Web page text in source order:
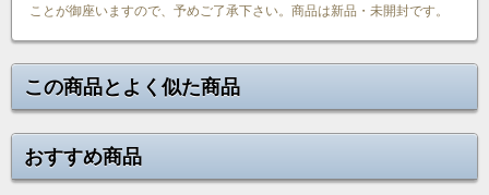
ことが御座いますので、予めご了承下さい。商品は新品・未開封です。
この商品とよく似た商品
おすすめ商品